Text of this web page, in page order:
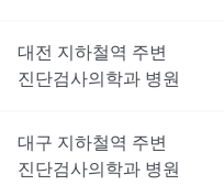
대전 지하철역 주변
진단검사의학과 병원
대구 지하철역 주변
진단검사의학과 병원